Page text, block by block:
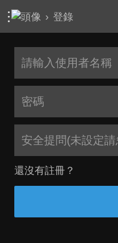
› 登錄
安全提問(未設定請
還沒有註冊？